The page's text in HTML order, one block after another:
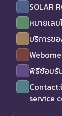
SOLAR
หมายเล
บริการข
พิธีซ้อมรั
service